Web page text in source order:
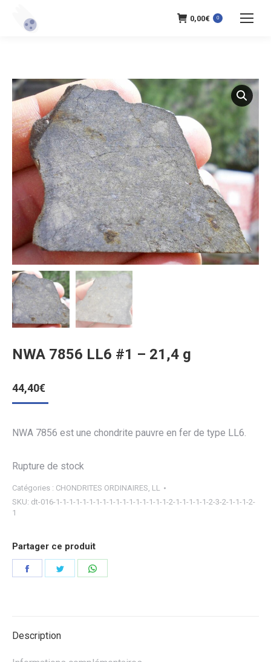
0,00€ 0
NWA 7856 LL6 #1 – 21,4 g
44,40€
NWA 7856 est une chondrite pauvre en fer de type LL6.
Rupture de stock
Catégories : CHONDRITES ORDINAIRES, LL
SKU: dt-016-1-1-1-1-1-1-1-1-1-1-1-1-1-1-1-1-1-2-1-1-1-1-1-2-3-2-1-1-1-2-
1
Partager ce produit
Partager Partager
Description